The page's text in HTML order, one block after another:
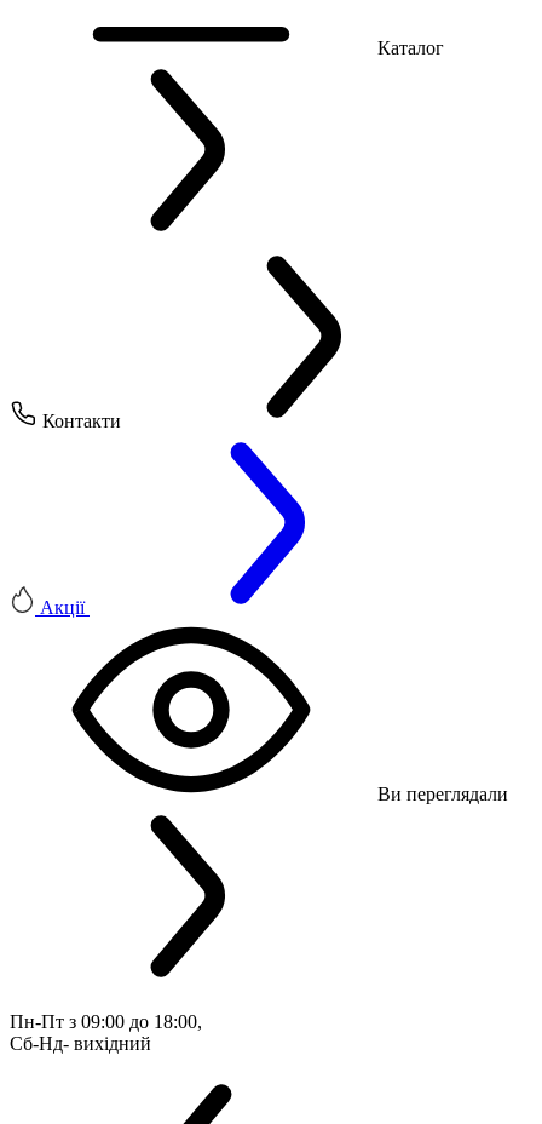
Каталог
Контакти
Акції
Ви переглядали
Пн-Пт з 09:00 до 18:00,
Сб-Нд- вихідний